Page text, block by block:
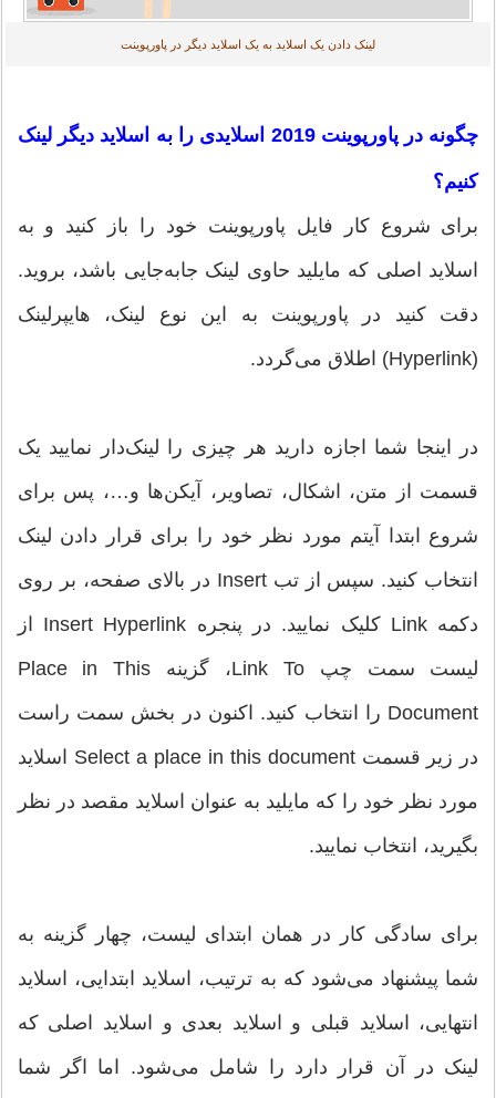
لینک دادن یک اسلاید به یک اسلاید دیگر در پاورپوینت
چگونه در پاورپوینت 2019 اسلایدی را به اسلاید دیگر لینک
کنیم؟
برای شروع کار فایل پاورپوینت خود را باز کنید و به
اسلاید اصلی که مایلید حاوی لینک جابه‌جایی باشد، بروید.
دقت کنید در پاورپوینت به این نوع لینک، هایپرلینک
(Hyperlink) اطلاق می‌گردد.
در اینجا شما اجازه دارید هر چیزی را لینک‌دار نمایید یک
قسمت از متن، اشکال، تصاویر، آیکن‌ها و…، پس برای
شروع ابتدا آیتم مورد نظر خود را برای قرار دادن لینک
انتخاب کنید. سپس از تب Insert در بالای صفحه، بر روی
دکمه Link کلیک نمایید. در پنجره Insert Hyperlink از
لیست سمت چپ Link To، گزینه Place in This
Document را انتخاب کنید. اکنون در بخش سمت راست
در زیر قسمت Select a place in this document اسلاید
مورد نظر خود را که مایلید به عنوان اسلاید مقصد در نظر
بگیرید، انتخاب نمایید.
برای سادگی کار در همان ابتدای لیست، چهار گزینه به
شما پیشنهاد می‌شود که به ترتیب، اسلاید ابتدایی، اسلاید
انتهایی، اسلاید قبلی و اسلاید بعدی و اسلاید اصلی که
لینک در آن قرار دارد را شامل می‌شود. اما اگر شما